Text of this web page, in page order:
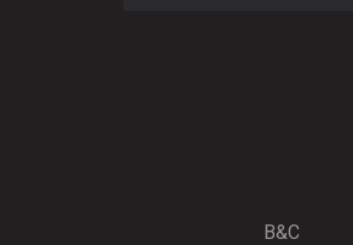
B&C